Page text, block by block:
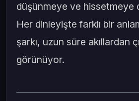
düşünmeye ve hissetmeye
Her dinleyişte farklı bir
şarkı, uzun süre akıllardan
görünüyor.